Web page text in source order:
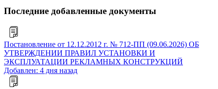
Последние добавленные документы
Постановление от 12.12.2012 г. № 712-ПП (09.06.2026) ОБ
УТВЕРЖДЕНИИ ПРАВИЛ УСТАНОВКИ И
ЭКСПЛУАТАЦИИ РЕКЛАМНЫХ КОНСТРУКЦИЙ
Добавлен: 4 дня назад